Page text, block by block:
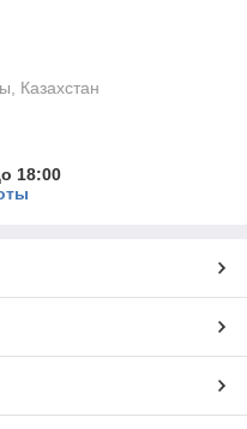
Казахстан
18:00